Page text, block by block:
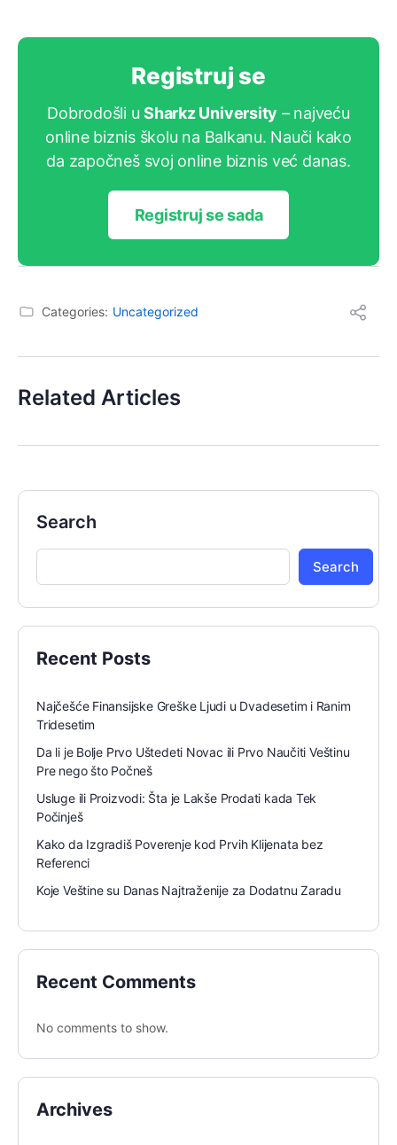
Registruj se
Dobrodošli uSharkz University – najveću
online biznis školu na Balkanu. Nauči kako
da započneš svoj online biznis već danas.
Registruj se sada
Categories: Uncategorized
Related Articles
Search
Search
Recent Posts
Najčešće Finansijske Greške Ljudi u Dvadesetim i Ranim
Tridesetim
Da li je Bolje Prvo Uštedeti Novac ili Prvo Naučiti Veštinu
Pre nego što Počneš
Usluge ili Proizvodi: Šta je Lakše Prodati kada Tek
Počinješ
Kako da Izgradiš Poverenje kod Prvih Klijenata bez
Referenci
Koje Veštine su Danas Najtraženije za Dodatnu Zaradu
Recent Comments
No comments to show.
Archives